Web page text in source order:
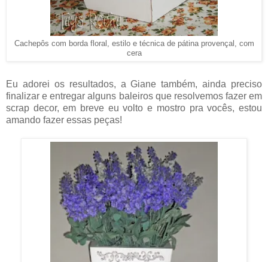
Cachepôs com borda floral, estilo e técnica de pátina provençal, com
cera
Eu adorei os resultados, a Giane também, ainda preciso
finalizar e entregar alguns baleiros que resolvemos fazer em
scrap decor, em breve eu volto e mostro pra vocês, estou
amando fazer essas peças!